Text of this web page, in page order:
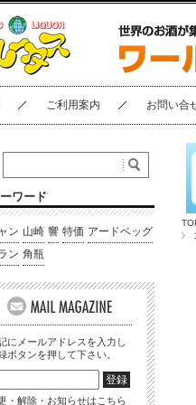
ご利用案内 お問い合
ワード
ン 山崎 響 特価 アードベッグ
ン 角瓶
にメールアドレスを入力し
ボタンを押して下さい。
・解除・お知らせはこちら